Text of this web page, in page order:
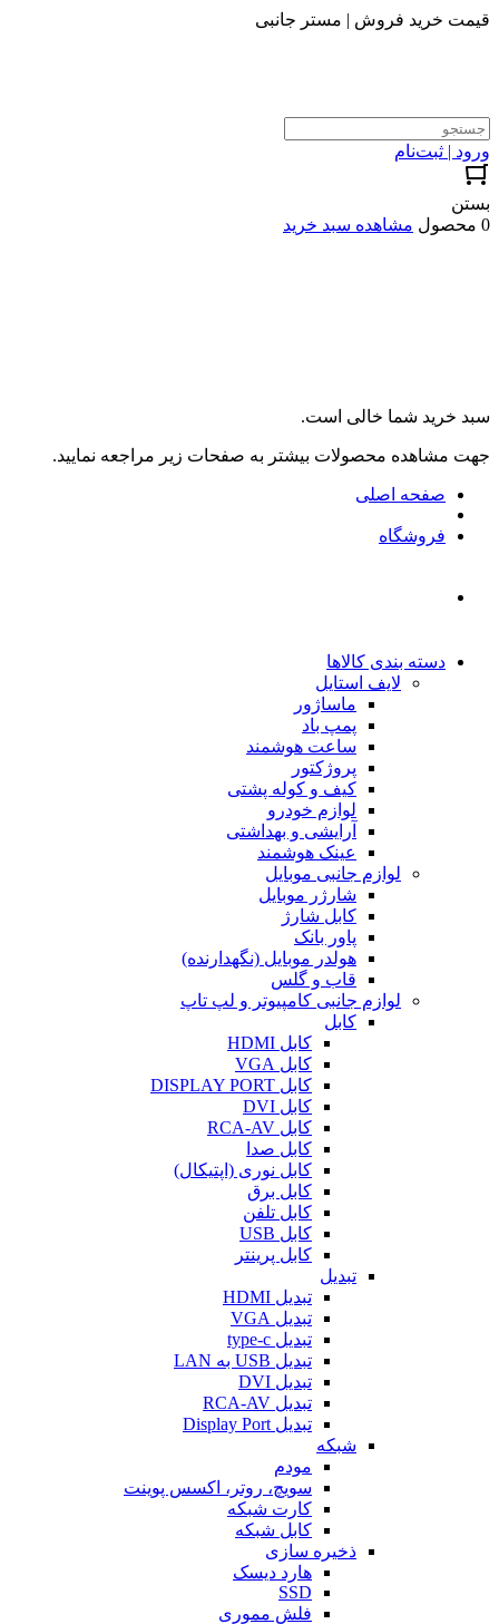
قیمت خرید فروش | مستر جانبی
ورود | ثبت‌نام
بستن
0 محصول
مشاهده سبد خرید
سبد خرید شما خالی است.
جهت مشاهده محصولات بیشتر به صفحات زیر مراجعه نمایید.
صفحه اصلی
فروشگاه
دسته بندی کالاها
لایف استایل
ماساژور
پمپ باد
ساعت هوشمند
پروژکتور
کیف و کوله پشتی
لوازم خودرو
آرایشی و بهداشتی
عینک هوشمند
لوازم جانبی موبایل
شارژر موبایل
کابل شارژ
پاور بانک
هولدر موبایل (نگهدارنده)
قاب و گلس
لوازم جانبی کامپیوتر و لپ تاپ
کابل
کابل HDMI
کابل VGA
کابل DISPLAY PORT
کابل DVI
کابل RCA-AV
کابل صدا
کابل نوری (اپتیکال)
کابل برق
کابل تلفن
کابل USB
کابل پرینتر
تبدیل
تبدیل HDMI
تبدیل VGA
تبدیل type-c
تبدیل USB به LAN
تبدیل DVI
تبدیل RCA-AV
تبدیل Display Port
شبکه
مودم
سویچ، روتر، اکسس پوینت
کارت شبکه
کابل شبکه
ذخیره سازی
هارد دیسک
SSD
فلش مموری